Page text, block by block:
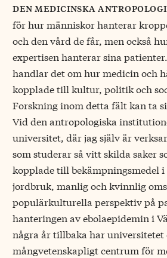
den medicinska
för hur människor hanterar
och den vård de får, men också
expertisen hanterar sina
handlar det om hur medicin och
kopplade till kultur, politik och
Forskning inom detta fält kan ta
Vid den antropologiska
universitet, där jag själv är
som studerar så vitt skilda saker
kopplade till bekämpningsmedel
jordbruk, manlig och kvinnlig
populärkulturella perspektiv på
hanteringen av ebolaepidemin i
några år tillbaka har universitetet
mångvetenskapligt centrum för